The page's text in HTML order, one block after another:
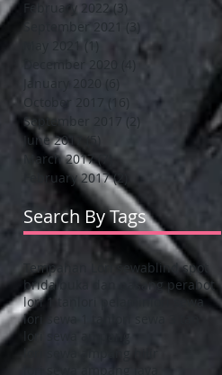
February 2022 (3)
September 2021
(3)
May 2021
(1)
December 2020
4 posts
January 2020
October 2017
(16)
16 posts
September 2017 (2)
June 2017
(5)
March 2017 (7) 7 posts
February 2017 (2) 2 posts
Search By Tags
Tempahan Lori sewablind spot
bridalbuka dan pasang perabot
lori 1 tan
lori sewa
lori sewa 1 tan
lori sewa ampang
lori sewa ampang hilir